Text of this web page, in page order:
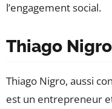
l’engagement social.
Thiago Nigro
Thiago Nigro, aussi
est un entrepreneur